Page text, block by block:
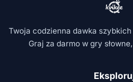
Twoja codzienna dawka
Graj za darmo w gry